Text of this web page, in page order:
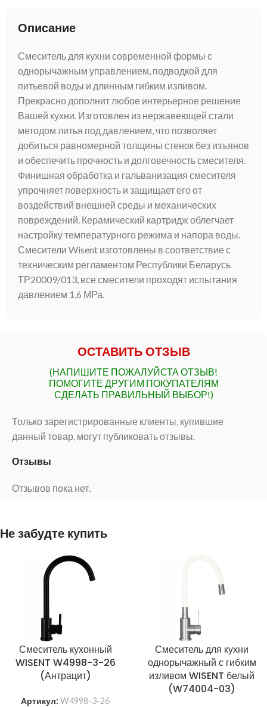
Описание
Смеситель для кухни современной формы с
однорычажным управлением, подводкой для
питьевой воды и длинным гибким изливом.
Прекрасно дополнит любое интерьерное решение
Вашей кухни. Изготовлен из нержавеющей стали
методом литья под давлением, что позволяет
добиться равномерной толщины стенок без изъянов
и обеспечить прочность и долговечность смесителя.
Финишная обработка и гальванизация смесителя
упрочняет поверхность и защищает его от
воздействий внешней среды и механических
повреждений. Керамический картридж облегчает
настройку температурного режима и напора воды.
Смесители Wisent изготовлены в соответствие с
техническим регламентом Республики Беларусь
ТР20009/013, все смесители проходят испытания
давлением 1,6 МРа.
ОСТАВИТЬ ОТЗЫВ
(НАПИШИТЕ ПОЖАЛУЙСТА ОТЗЫВ!
ПОМОГИТЕ ДРУГИМ ПОКУПАТЕЛЯМ
СДЕЛАТЬ ПРАВИЛЬНЫЙ ВЫБОР!)
Отзывы
Отзывов пока нет.
Только зарегистрированные клиенты, купившие
данный товар, могут публиковать отзывы.
Не забудте купить
Смеситель кухонный
WISENT W4998-3-26
(Антрацит)
Артикул: W4998-3-26
Смеситель для кухни
однорычажный с гибким
изливом WISENT белый
(W74004-03)